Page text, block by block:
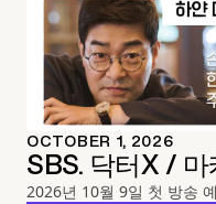
OCTOBER 1, 2026
SBS. 닥터X /
2026년 10월 9일 첫 방송